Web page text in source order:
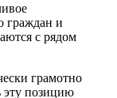
граждан и
с рядом
грамотно
эту позицию